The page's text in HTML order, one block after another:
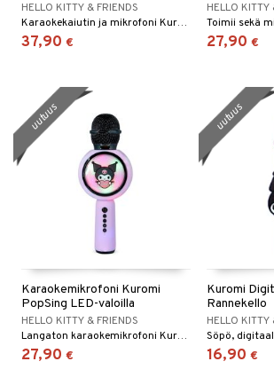
HELLO KITTY & FRIENDS
Karaokekaiutin ja mikrofoni Kuromilta, joissa on LED-valot hauskoihin juhliin.
37,90 €
HELLO KITTY
27,90 €
Karaokemikrofoni Kuromi
PopSing LED-valoilla
HELLO KITTY & FRIENDS
Langaton karaokemikrofoni Kuromilta, jossa on hauskoja ja toiminnallisia ominaisuuksia.
27,90 €
uutuus
Kuromi
Rannekello
HELLO KITTY
Söpö,
16,90 €
uutuus